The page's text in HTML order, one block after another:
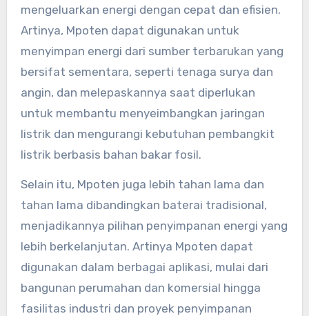
mengeluarkan energi dengan cepat dan efisien.
Artinya, Mpoten dapat digunakan untuk
menyimpan energi dari sumber terbarukan yang
bersifat sementara, seperti tenaga surya dan
angin, dan melepaskannya saat diperlukan
untuk membantu menyeimbangkan jaringan
listrik dan mengurangi kebutuhan pembangkit
listrik berbasis bahan bakar fosil.
Selain itu, Mpoten juga lebih tahan lama dan
tahan lama dibandingkan baterai tradisional,
menjadikannya pilihan penyimpanan energi yang
lebih berkelanjutan. Artinya Mpoten dapat
digunakan dalam berbagai aplikasi, mulai dari
bangunan perumahan dan komersial hingga
fasilitas industri dan proyek penyimpanan